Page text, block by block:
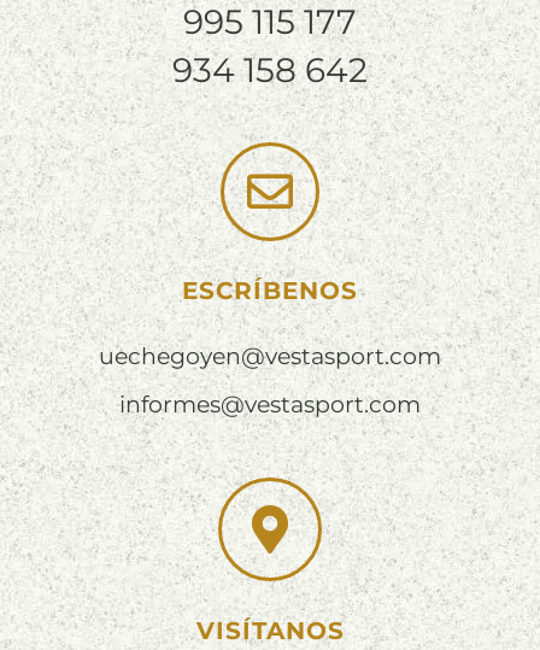
995 115 177
934 158 642
ESCRÍBENOS
uechegoyen@vestasport.com
informes@vestasport.com
VISÍTANOS